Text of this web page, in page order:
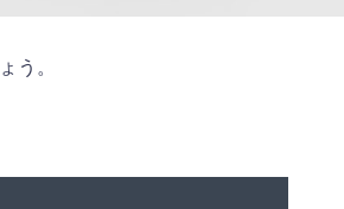
う。